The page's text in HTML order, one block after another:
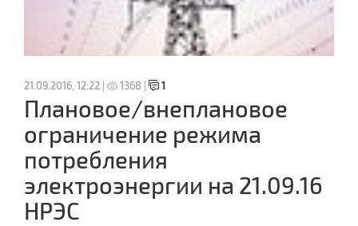
21.09.2016, 12:22 | 1368 | 1
Плановое/внеплановое
ограничение режима
потребления
электроэнергии на 21.09.16
НРЭС